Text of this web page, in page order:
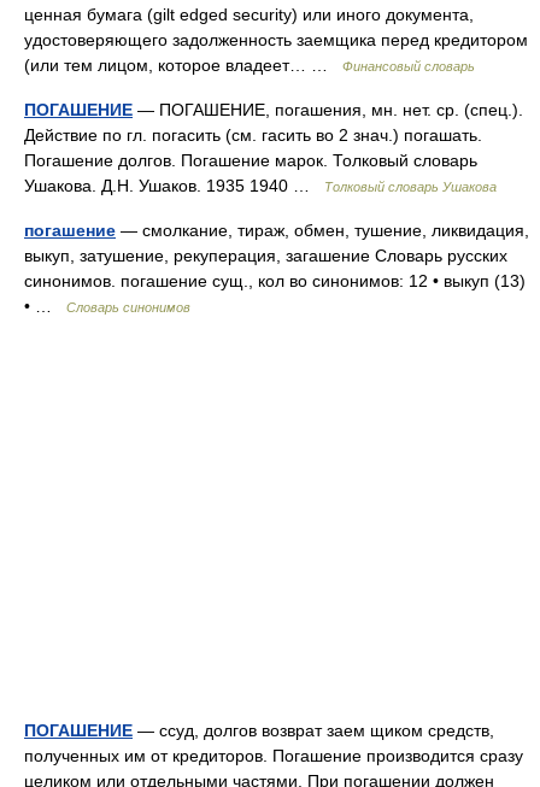
ценная бумага (gilt edged security) или иного документа,
удостоверяющего задолженность заемщика перед кредитором
(или тем лицом, которое владеет… …
Финансовый словарь
ПОГАШЕНИЕ — ПОГАШЕНИЕ, погашения, мн. нет. ср. (спец.).
Действие по гл. погасить (см. гасить во 2 знач.) погашать.
Погашение долгов. Погашение марок. Толковый словарь
Ушакова. Д.Н. Ушаков. 1935 1940 …
Толковый словарь Ушакова
погашение — смолкание, тираж, обмен, тушение, ликвидация,
выкуп, затушение, рекуперация, загашение Словарь русских
синонимов. погашение сущ., кол во синонимов: 12 • выкуп (13)
• …
Словарь синонимов
ПОГАШЕНИЕ — ссуд, долгов возврат заем щиком средств,
полученных им от кредиторов. Погашение производится сразу
целиком или отдельными частями. При погашении должен